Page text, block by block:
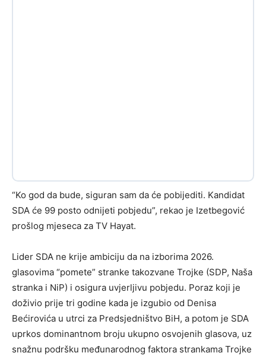
“Ko god da bude, siguran sam da će pobijediti. Kandidat
SDA će 99 posto odnijeti pobjedu”, rekao je Izetbegović
prošlog mjeseca za TV Hayat.
Lider SDA ne krije ambiciju da na izborima 2026.
glasovima “pomete” stranke takozvane Trojke (SDP, Naša
stranka i NiP) i osigura uvjerljivu pobjedu. Poraz koji je
doživio prije tri godine kada je izgubio od Denisa
Bećirovića u utrci za Predsjedništvo BiH, a potom je SDA
uprkos dominantnom broju ukupno osvojenih glasova, uz
snažnu podršku međunarodnog faktora strankama Trojke